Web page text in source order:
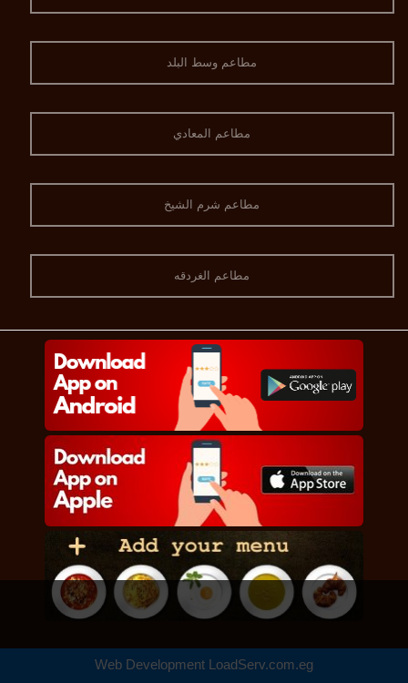
مطاعم وسط البلد
مطاعم المعادي
مطاعم شرم الشيخ
مطاعم الغردقه
Web Development LoadServ.com.eg